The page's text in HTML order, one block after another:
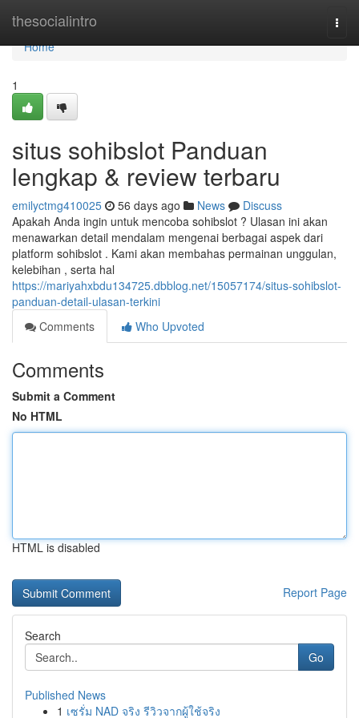
thesocialintro
Home
Home
1
situs sohibslot Panduan
lengkap & review terbaru
emilyctmg410025 56 days ago News
Discuss
Apakah Anda ingin untuk mencoba sohibslot ? Ulasan ini akan
menawarkan detail mendalam mengenai berbagai aspek dari
platform sohibslot . Kami akan membahas permainan unggulan,
kelebihan , serta hal
https://mariyahxbdu134725.dbblog.net/15057174/situs-sohibslot-
panduan-detail-ulasan-terkini
Comments
Who Upvoted
Comments
Submit a Comment
No HTML
HTML is disabled
Report Page
Search
Go
Published News
1 เซรั่ม NAD จริง รีวิวจากผู้ใช้จริง